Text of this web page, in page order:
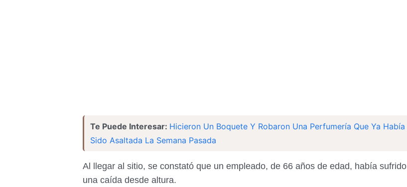
Te Puede Interesar: Hicieron Un Boquete Y Robaron Una Perfumería Que Ya Había
Sido Asaltada La Semana Pasada
Al llegar al sitio, se constató que un empleado, de 66 años de edad, había sufrido
una caída desde altura.